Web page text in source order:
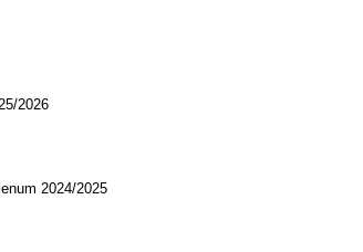
2026
2024/2025